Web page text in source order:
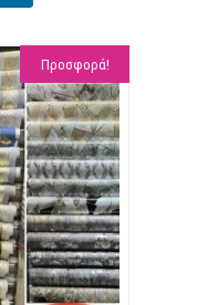
Προσφορά!